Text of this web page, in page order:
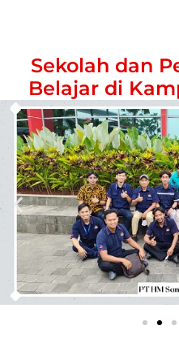
Sekolah dan
Belajar di